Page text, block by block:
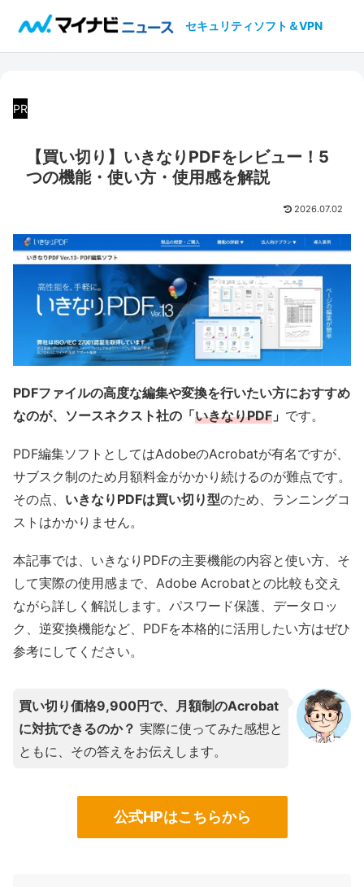
セキュリティソフト＆VPN
PR
【買い切り】いきなりPDFをレビュー！5
つの機能・使い方・使用感を解説
2026.07.02
PDFファイルの高度な編集や変換を行いたい方におすすめ
なのが、ソースネクスト社の「いきなりPDF 」 です。
PDF編集ソフトとしてはAdobeのAcrobatが有名ですが、
サブスク制のため月額料金がかかり続けるのが難点です。
その点、 いきなりPDFは買い切り型のため、ランニングコ
ストはかかりません。
本記事では、いきなりPDFの主要機能の内容と使い方、そ
して実際の使用感まで、Adobe Acrobatとの比較も交え
ながら詳しく解説します。パスワード保護、データロッ
ク、逆変換機能など、PDFを本格的に活用したい方はぜひ
参考にしてください。
買い切り価格9,900円で、月額制のAcrobat
に対抗できるのか？ 実際に使ってみた感想と
ともに、その答えをお伝えします。
公式HPはこちらから